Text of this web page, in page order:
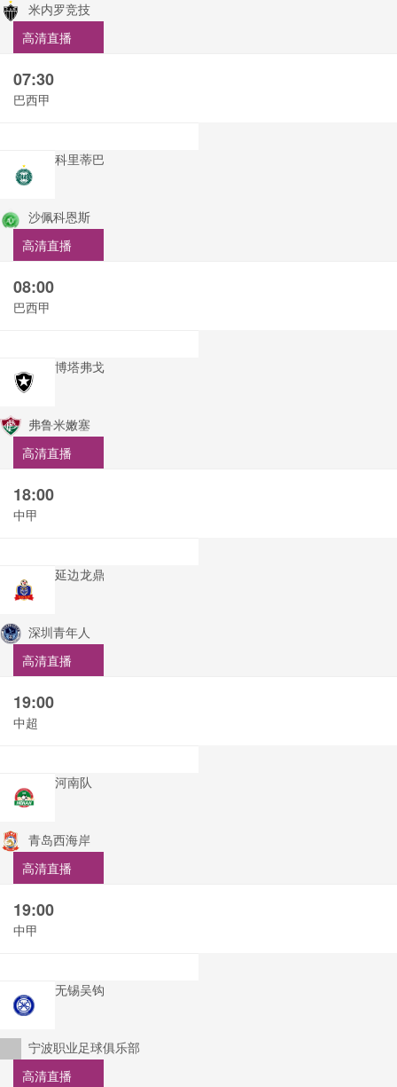
米内罗竞技
高清直播
07:30
巴西甲
科里蒂巴
沙佩科恩斯
高清直播
08:00
巴西甲
博塔弗戈
弗鲁米嫩塞
高清直播
18:00
中甲
延边龙鼎
深圳青年人
高清直播
19:00
中超
河南队
青岛西海岸
高清直播
19:00
中甲
无锡吴钩
宁波职业足球俱乐部
高清直播